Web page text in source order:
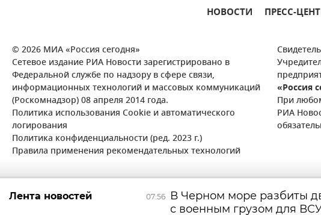
НОВОСТИ ПРЕСС-
© 2026 МИА «Россия сегодня»
Сетевое издание РИА Новости зарегистрировано в
Федеральной службе по надзору в сфере связи,
информационных технологий и массовых коммуникаций
(Роскомнадзор) 08 апреля 2014 года.
Политика использования Cookie и автоматического
логирования
Политика конфиденциальности (ред. 2023 г.)
Правила применения рекомендательных технологий
«Россия
При
РИА
07:56
В Черном море разбиты
с военным грузом для
Лента новостей